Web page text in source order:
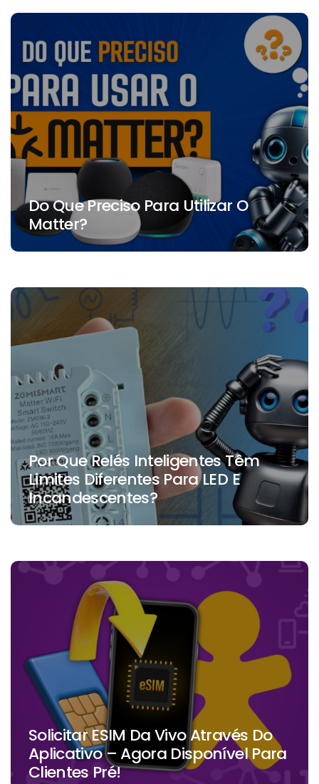
Do Que Preciso Para Utilizar O
Matter?
Por Que Relés Inteligentes Têm
Limites Diferentes Para LED E
Incandescentes?
Solicitar ESIM Da Vivo Através Do
Aplicativo – Agora Disponível Para
Clientes Pré!